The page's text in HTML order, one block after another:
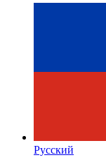
Русский